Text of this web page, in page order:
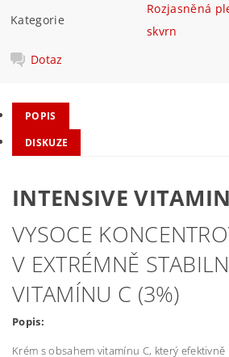
Kategorie
Rozjasněná
skvrn
Dotaz
POPIS
DISKUZE
INTENSIVE
VYSOCE
V EXTRÉMNĚ
VITAMÍNU C (3%)
Popis:
Krém s obsahem vitamínu C, který